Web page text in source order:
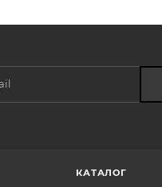
КАТАЛОГ